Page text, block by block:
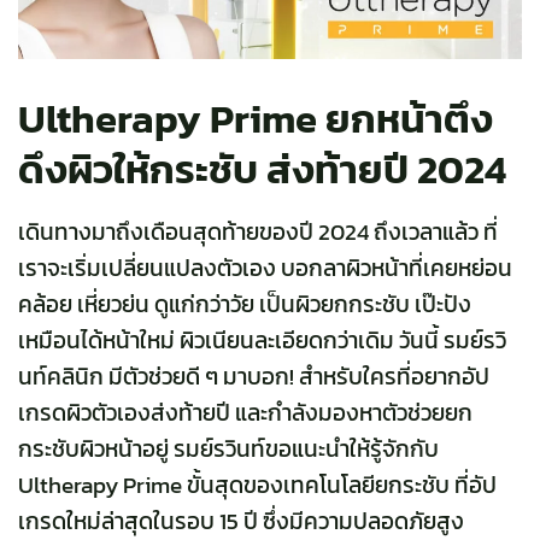
Ultherapy Prime ยกหน้าตึง
ดึงผิวให้กระชับ ส่งท้ายปี 2024
เดินทางมาถึงเดือนสุดท้ายของปี 2024 ถึงเวลาแล้ว ที่
เราจะเริ่มเปลี่ยนแปลงตัวเอง บอกลาผิวหน้าที่เคยหย่อน
คล้อย เหี่ยวย่น ดูแก่กว่าวัย เป็นผิวยกกระชับ เป๊ะปัง
เหมือนได้หน้าใหม่ ผิวเนียนละเอียดกว่าเดิม วันนี้ รมย์รวิ
นท์คลินิก มีตัวช่วยดี ๆ มาบอก! สำหรับใครที่อยากอัป
เกรดผิวตัวเองส่งท้ายปี และกำลังมองหาตัวช่วยยก
กระชับผิวหน้าอยู่ รมย์รวินท์ขอแนะนำให้รู้จักกับ
Ultherapy Primeขั้นสุดของเทคโนโลยียกระชับ ที่อัป
เกรดใหม่ล่าสุดในรอบ 15 ปี ซึ่งมีความปลอดภัยสูง